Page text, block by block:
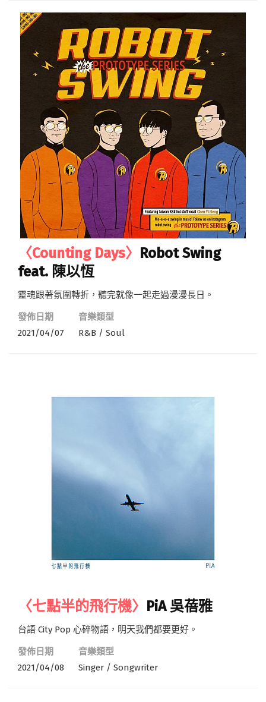
〈Counting Days〉 Robot Swing
feat. 陳以恆
靈魂跟著氛圍轉折，聽完就像一起走過漫漫長日。
發佈日期
2021/04/07
音樂類型
R&B / Soul
〈七點半的飛行機〉 PiA 吳蓓雅
台語 City Pop 心碎物語，明天我們都要更好。
發佈日期
2021/04/08
音樂類型
Singer / Songwriter